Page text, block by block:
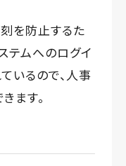
を防止するた
テムへのログイ
いるので、人事
ます。